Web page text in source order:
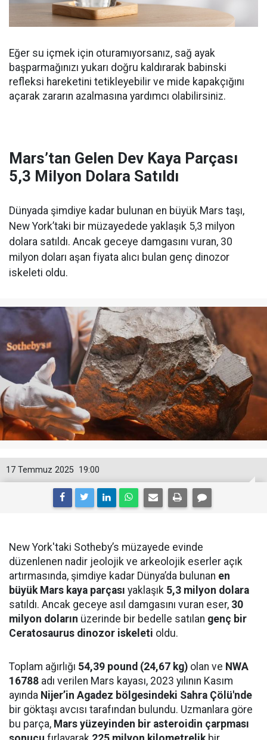
Eğer su içmek için oturamıyorsanız, sağ ayak
başparmağınızı yukarı doğru kaldırarak babinski
refleksi hareketini tetikleyebilir ve mide kapakçığını
açarak zararın azalmasına yardımcı olabilirsiniz.
Mars’tan Gelen Dev Kaya Parçası
5,3 Milyon Dolara Satıldı
Dünyada şimdiye kadar bulunan en büyük Mars taşı,
New York’taki bir müzayedede yaklaşık 5,3 milyon
dolara satıldı. Ancak geceye damgasını vuran, 30
milyon doları aşan fiyata alıcı bulan genç dinozor
iskeleti oldu.
19:00
17 Temmuz 2025
New York'taki Sotheby’s müzayede evinde
düzenlenen nadir jeolojik ve arkeolojik eserler açık
artırmasında, şimdiye kadar Dünya’da bulunan en
büyük Mars kaya parçası yaklaşık 5,3 milyon dolara
satıldı. Ancak geceye asıl damgasını vuran eser, 30
milyon doların üzerinde bir bedelle satılan genç bir
Ceratosaurus dinozor iskeleti oldu.
Toplam ağırlığı 54,39 pound (24,67 kg) olan ve NWA
16788 adı verilen Mars kayası, 2023 yılının Kasım
ayında Nijer’in Agadez bölgesindeki Sahra Çölü'nde
bir göktaşı avcısı tarafından bulundu. Uzmanlara göre
bu parça, Mars yüzeyinden bir asteroidin çarpması